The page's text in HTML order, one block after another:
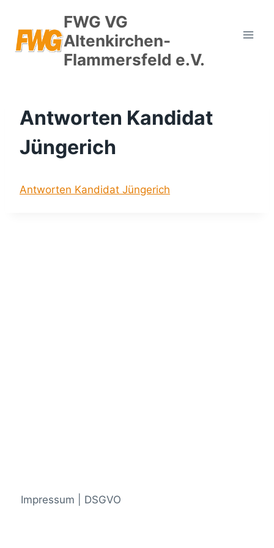
springen
FWG VG
Altenkirchen-
Flammersfeld e.V.
Antworten Kandidat
Jüngerich
Antworten Kandidat Jüngerich
Impressum | DSGVO